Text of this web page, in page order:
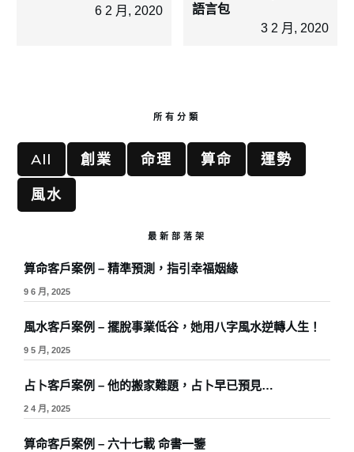
6 2 月, 2020
語言包
3 2 月, 2020
所有分類
All 創業 命理 算命
運勢
風水
最新部落架
算命客戶案例 – 精準預測，指引幸福姻緣
9 6 月, 2025
風水客戶案例 – 擺脫事業低谷，她用八字風水逆轉人生！
9 5 月, 2025
占卜客戶案例 – 他的搬家難題，占卜早已預見…
2 4 月, 2025
算命客戶案例 – 六十七載 命書一鑒